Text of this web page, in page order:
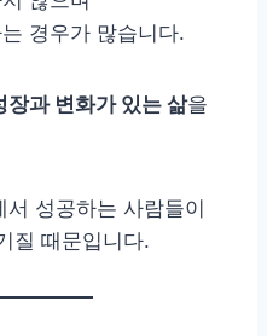
경우가 많습니다.
장과 변화가 있는 삶을
성공하는 사람들이
질 때문입니다.